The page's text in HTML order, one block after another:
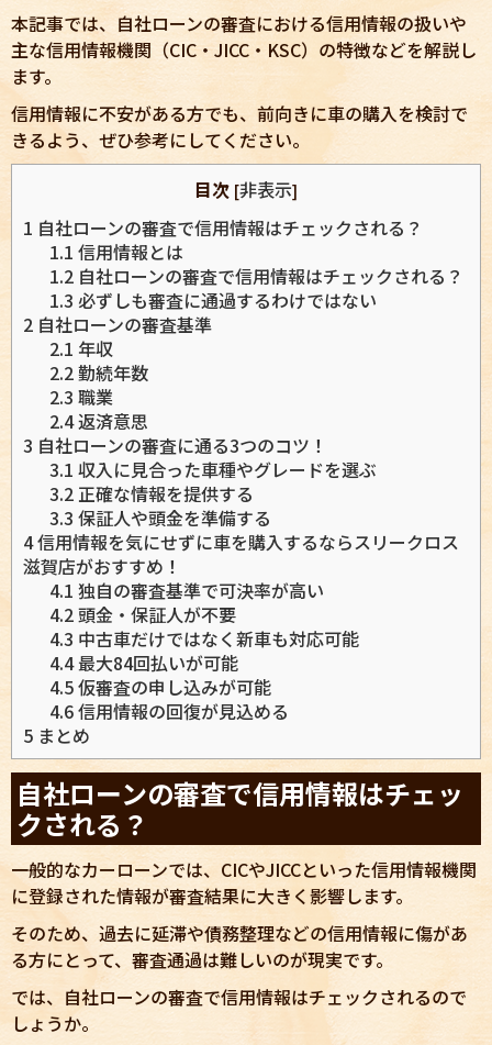
本記事では、自社ローンの審査における信用情報の扱いや
主な信用情報機関（CIC・JICC・KSC）の特徴などを解説し
ます。
信用情報に不安がある方でも、前向きに車の購入を検討で
きるよう、ぜひ参考にしてください。
目次 [非表示]
1 自社ローンの審査で信用情報はチェックされる？
1.1 信用情報とは
1.2 自社ローンの審査で信用情報はチェックされる？
1.3 必ずしも審査に通過するわけではない
2 自社ローンの審査基準
2.1 年収
2.2勤続年数
2.3 職業
2.4返済意思
3 自社ローンの審査に通る3つのコツ！
3.1 収入に見合った車種やグレードを選ぶ
3.2 正確な情報を提供する
3.3 保証人や頭金を準備する
4信用情報を気にせずに車を購入するならスリークロス
滋賀店がおすすめ！
4.1 独自の審査基準で可決率が高い
4.2頭金・保証人が不要
4.3 中古車だけではなく新車も対応可能
4.4最大84回払いが可能
4.5仮審査の申し込みが可能
4.6信用情報の回復が見込める
5 まとめ
自社ローンの審査で信用情報はチェッ
クされる？
一般的なカーローンでは、CICやJICCといった信用情報機関
に登録された情報が審査結果に大きく影響します。
そのため、過去に延滞や債務整理などの信用情報に傷があ
る方にとって、審査通過は難しいのが現実です。
では、自社ローンの審査で信用情報はチェックされるので
しょうか。